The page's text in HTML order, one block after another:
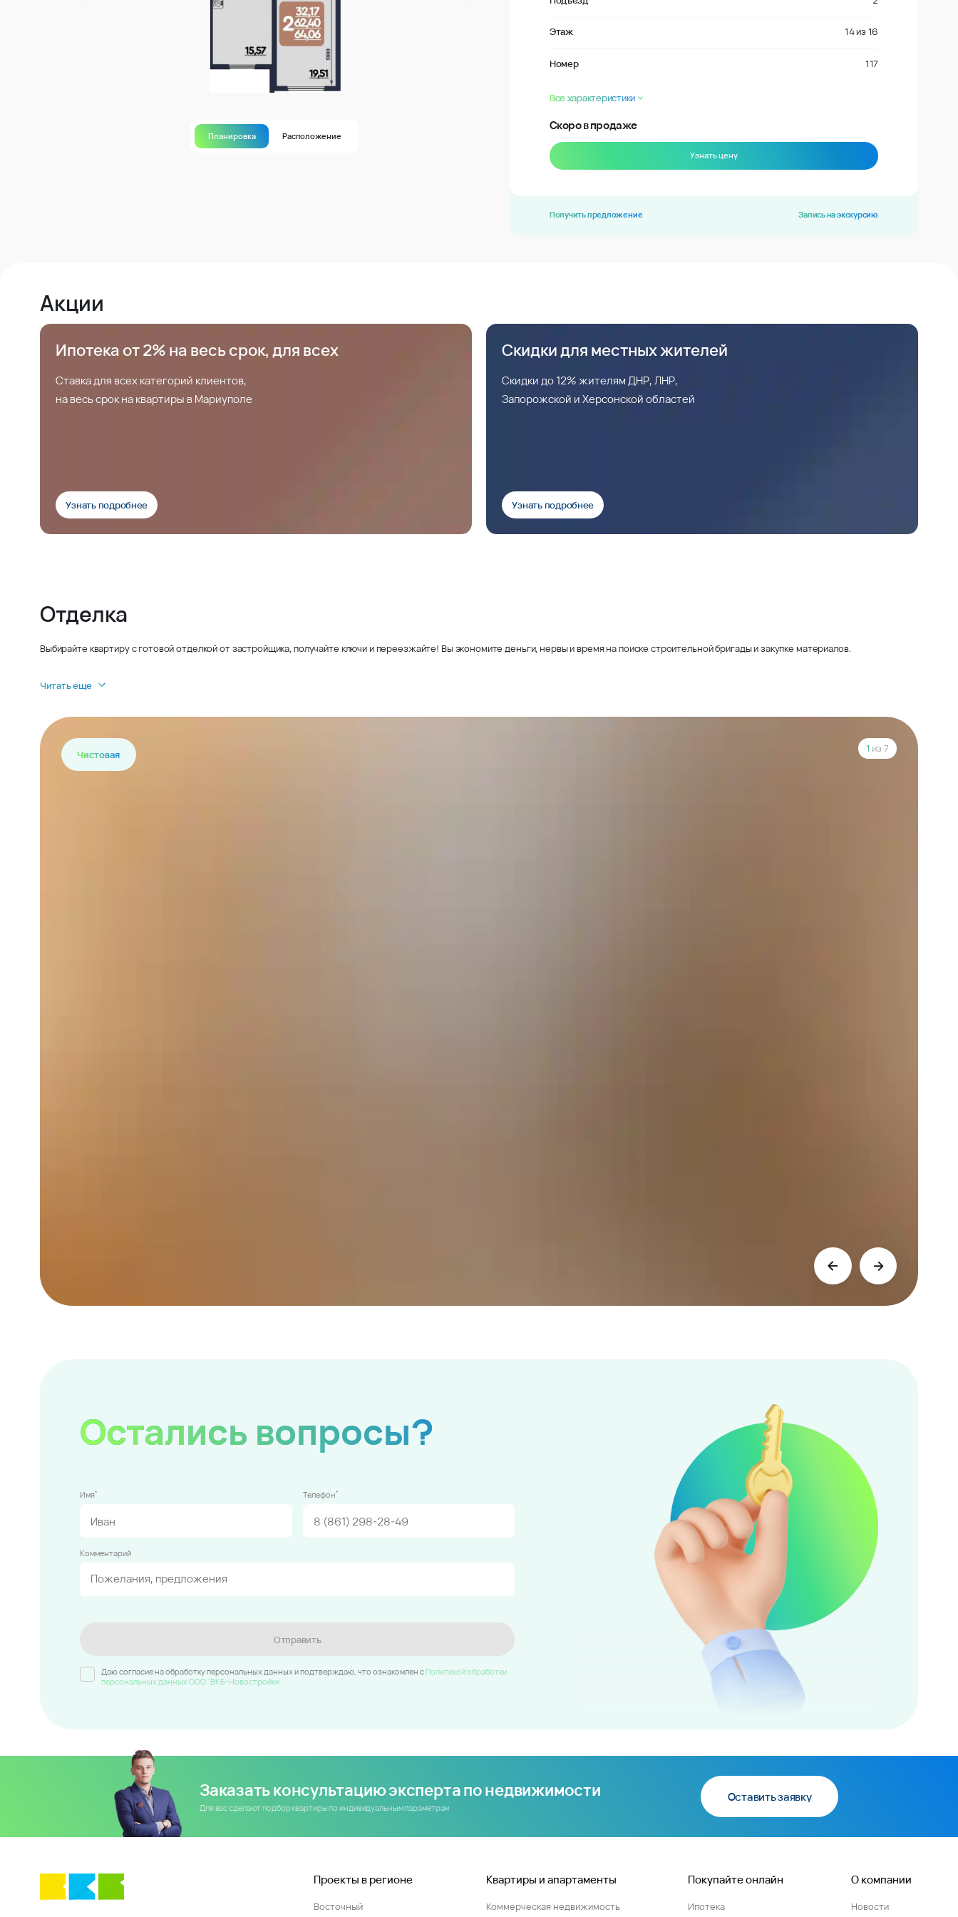
Планировка Расположение
Этаж 14из 16
Номер 117
Все характеристики
Скоро в продаже
Узнать цену
Получить предложение Запись на экскурсию
Акции
Ипотека от 2% на весь срок, для всех
Ставка для всех категорий клиентов,
на весь срок на квартиры в Мариуполе
Узнать подробнее
Скидки для местных жителей
Скидки до 12% жителям ДНР, ЛНР,
Запорожской и Херсонской областей
Узнать подробнее
Отделка
Выбирайте квартиру с готовой отделкой от застройщика, получайте ключи и переезжайте! Вы экономите деньги, нервы и время на поиске строительной бригады и закупке материалов.
Читать еще
Чистовая
1 из 7
Остались вопросы?
Имя* Телефон*
Комментарий
Отправить
Даю согласие на обработку персональных данных и подтверждаю, что ознакомлен c Политикой обработки
персональных данных ООО "ВКБ-Новостройки
Заказать консультацию эксперта по недвижимости
Для вас сделают подбор квартиры по индивидуальным параметрам
Оставить заявку
Проекты в регионе
Восточный
Квартиры и апартаменты
Коммерческая недвижимость
Покупайте онлайн
Ипотека
О компании
Новости